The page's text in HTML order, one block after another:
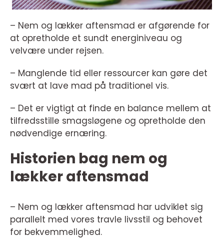
– Nem og lækker aftensmad er afgørende for
at opretholde et sundt energiniveau og
velvære under rejsen.
– Manglende tid eller ressourcer kan gøre det
svært at lave mad på traditionel vis.
– Det er vigtigt at finde en balance mellem at
tilfredsstille smagsløgene og opretholde den
nødvendige ernæring.
Historien bag nem og
lækker aftensmad
– Nem og lækker aftensmad har udviklet sig
parallelt med vores travle livsstil og behovet
for bekvemmelighed.